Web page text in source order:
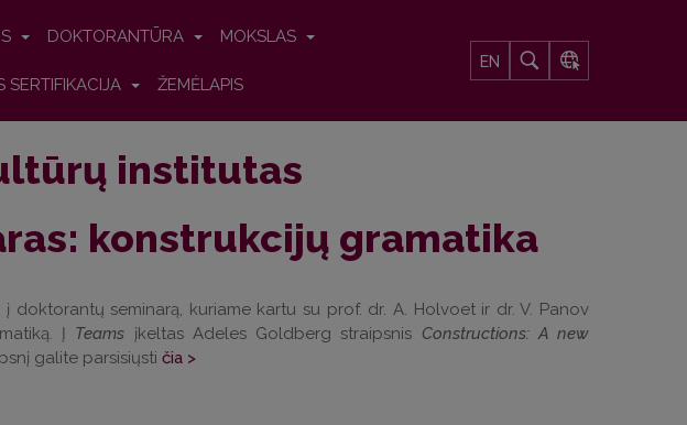
DOKTORANTŪRA MOKSLAS
SERTIFIKACIJA ŽEMĖLAPIS
EN
institutas
konstrukcijų gramatika
doktorantų seminarą, kuriame kartu su prof. dr. A. Holvoet ir dr. V. Panov
Į Teams įkeltas Adeles Goldberg straipsnis Constructions: A new
galite parsisiųsti čia >